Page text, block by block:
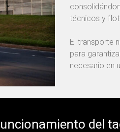
técnicos y
El transporte
para
necesario en
del